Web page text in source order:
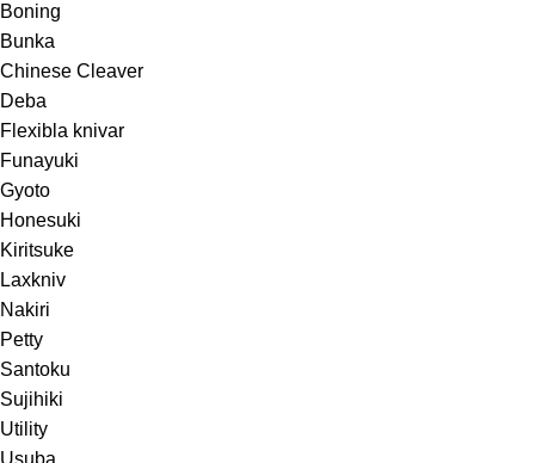
Boning
Bunka
Chinese Cleaver
Deba
Flexibla knivar
Funayuki
Gyoto
Honesuki
Kiritsuke
Laxkniv
Nakiri
Petty
Santoku
Sujihiki
Utility
Usuba